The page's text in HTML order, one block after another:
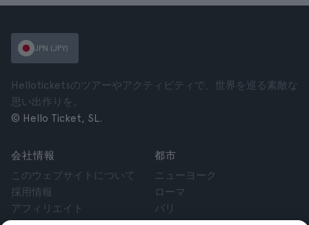
JPN (JPY)
Helloticketsのツアーやアクティビティで、世界を巡る素敵な
思い出作りを。
© Hello Ticket, SL.
会社情報
このウェブサイトについて
採用情報
アフィリエイト
都市
ニューヨーク
ローマ
パリ